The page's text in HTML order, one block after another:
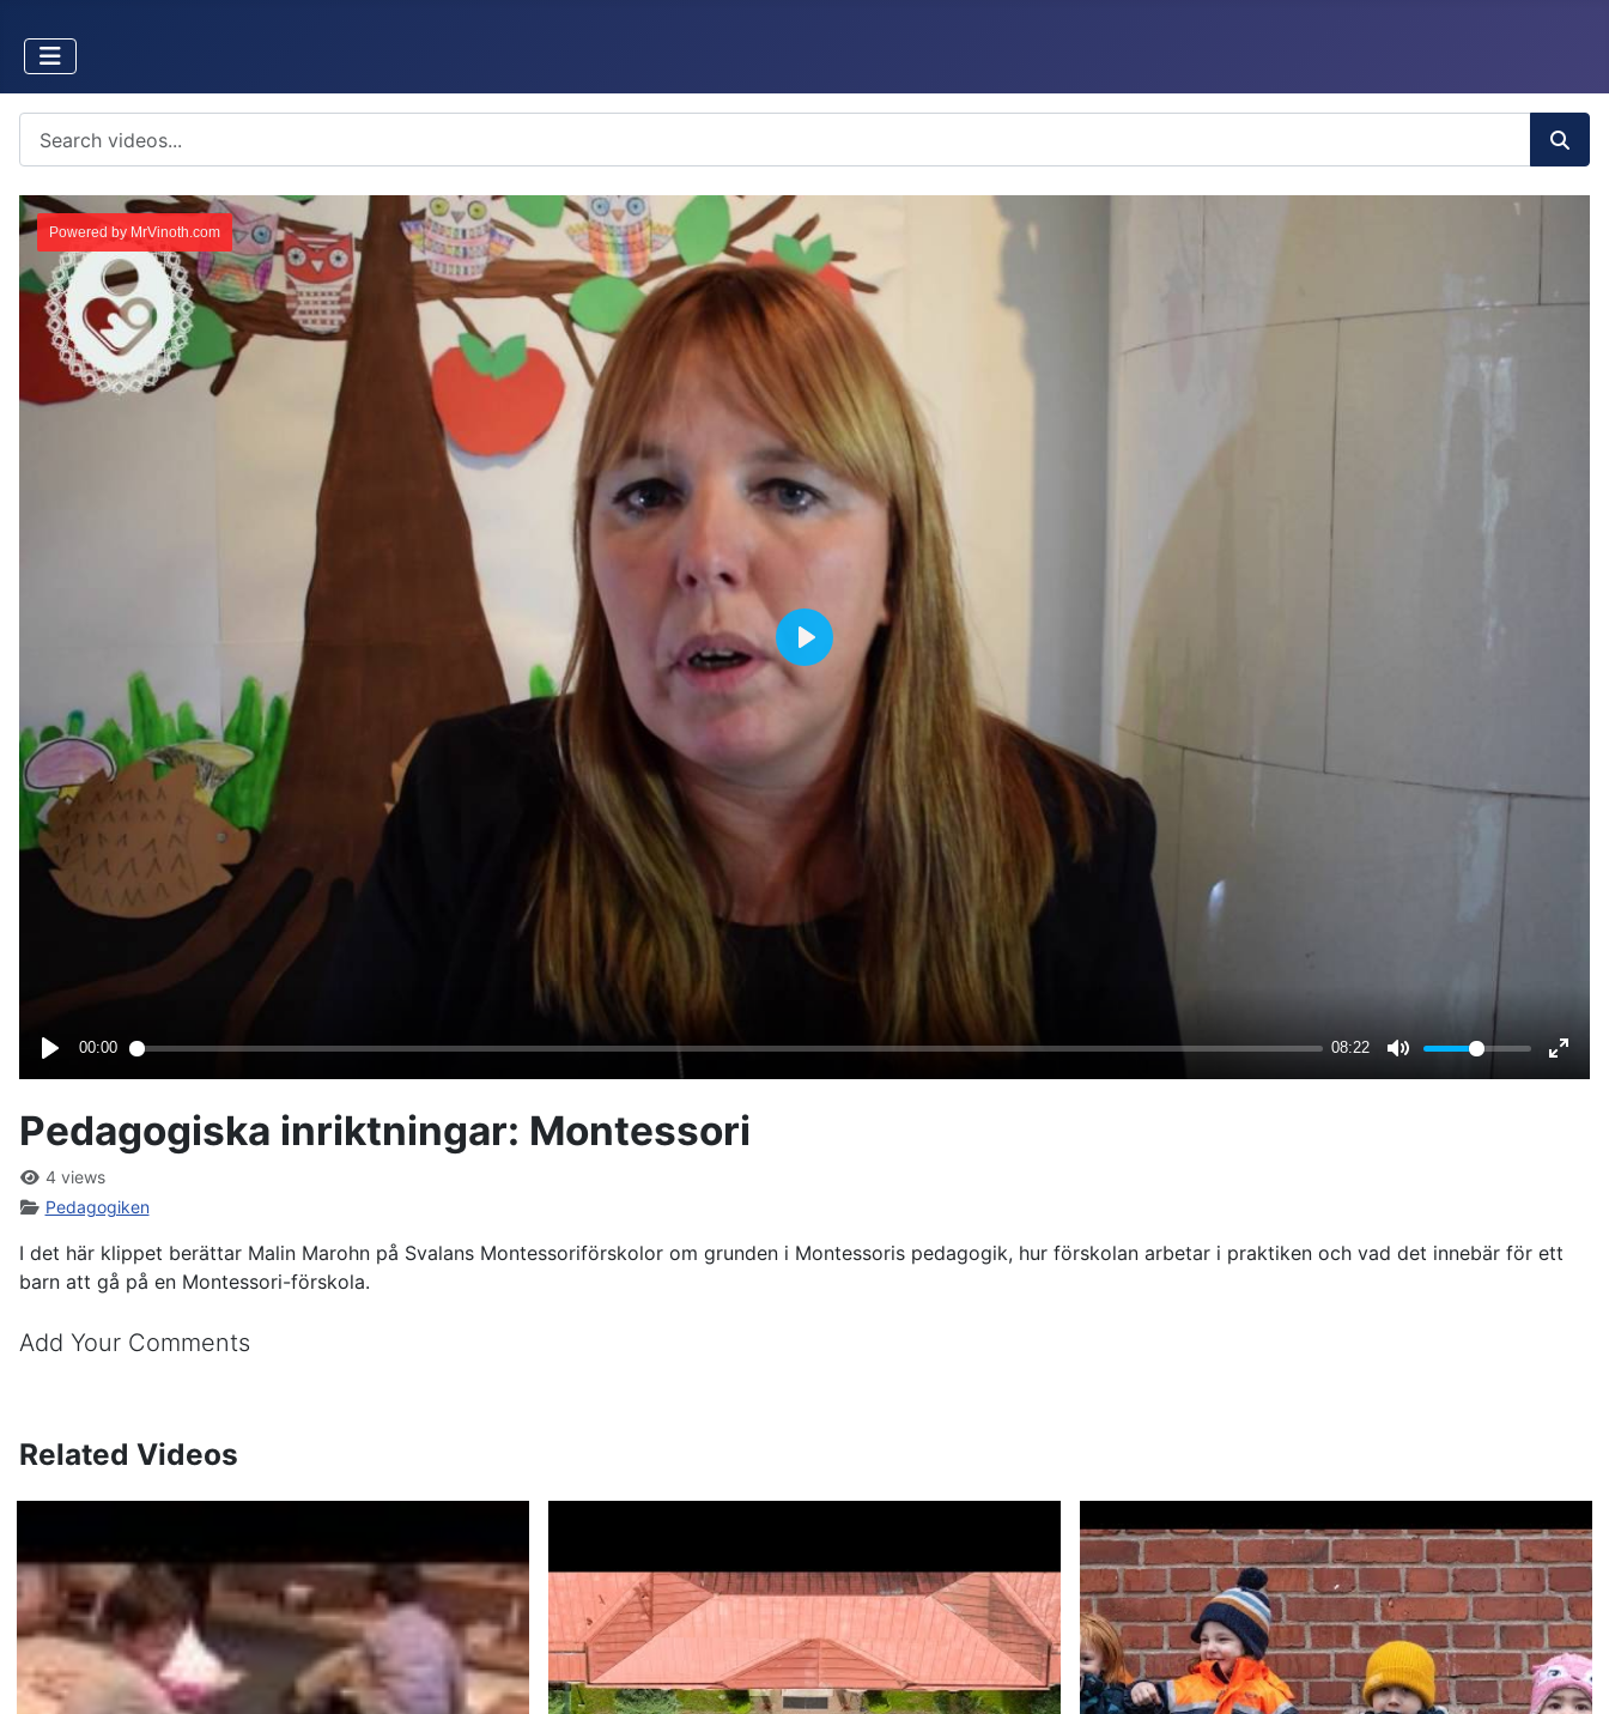
Pedagogiska inriktningar: Montessori
4 views
Pedagogiken
I det här klippet berättar Malin Marohn på Svalans Montessoriförskolor om grunden i Montessoris pedagogik, hur förskolan arbetar i praktiken och vad det innebär för ett
barn att gå på en Montessori-förskola.
Add Your Comments
Related Videos